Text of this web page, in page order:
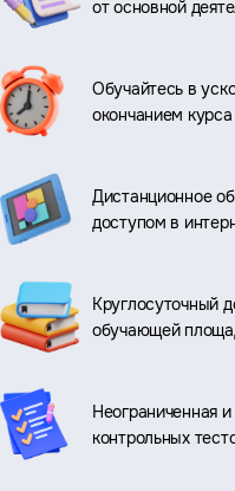
от основной
Обучайтесь в
окончанием курса
Дистанционное
доступом в
Круглосуточный
обучающей
Неограниченная
контрольных